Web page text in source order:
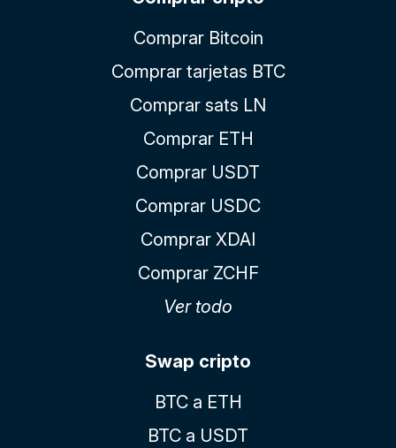
Comprar Bitcoin
Comprar tarjetas BTC
Comprar sats LN
Comprar ETH
Comprar USDT
Comprar USDC
Comprar XDAI
Comprar ZCHF
Ver todo
Swap cripto
BTC a ETH
BTC a USDT